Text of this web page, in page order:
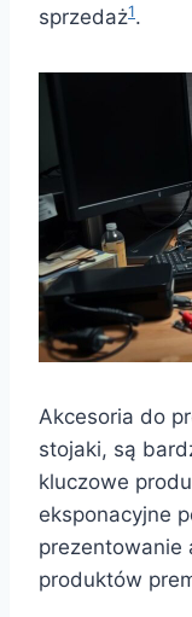
sprzedaż1.
Akcesoria do
stojaki, są
kluczowe
eksponacyjne
prezentowanie
produktów